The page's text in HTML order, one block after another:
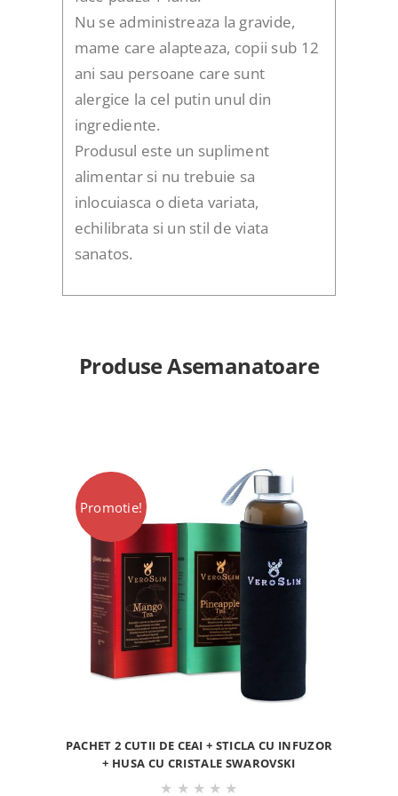
Nu se administreaza la gravide,
mame care alapteaza, copii sub 12
ani sau persoane care sunt
alergice la cel putin unul din
ingrediente.
Produsul este un supliment
alimentar si nu trebuie sa
inlocuiasca o dieta variata,
echilibrata si un stil de viata
sanatos.
Produse Asemanatoare
Promotie!
PACHET 2 CUTII DE CEAI + STICLA CU INFUZOR
+ HUSA CU CRISTALE SWAROVSKI
★ ★ ★ ★ ★